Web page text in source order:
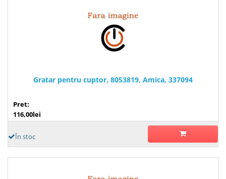
Gratar pentru cuptor, 8053819, Amica, 337094
Pret:
116,00lei
În stoc